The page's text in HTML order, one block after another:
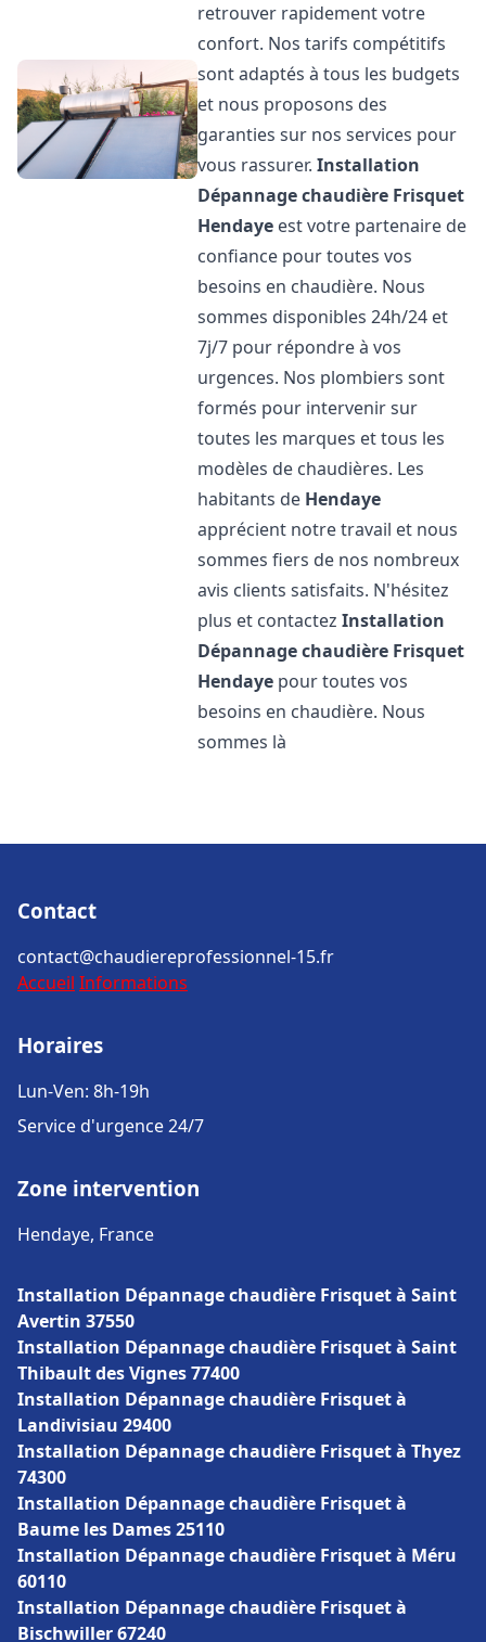
retrouver rapidement votre
confort. Nos tarifs compétitifs
sont adaptés à tous les budgets
et nous proposons des
garanties sur nos services pour
vous rassurer.Installation
Dépannage chaudière Frisquet
Hendaye est votre partenaire de
confiance pour toutes vos
besoins en chaudière. Nous
sommes disponibles 24h/24 et
7j/7 pour répondre à vos
urgences. Nos plombiers sont
formés pour intervenir sur
toutes les marques et tous les
modèles de chaudières. Les
habitants de Hendaye
apprécient notre travail et nous
sommes fiers de nos nombreux
avis clients satisfaits. N'hésitez
plus et contactezInstallation
Dépannage chaudière Frisquet
Hendaye pour toutes vos
besoins en chaudière. Nous
sommes là
Contact
contact@chaudiereprofessionnel-15.fr
Accueil Informations
Horaires
Lun-Ven: 8h-19h
Service d'urgence 24/7
Zone intervention
Hendaye, France
Installation Dépannage chaudière Frisquet à Saint
Avertin 37550
Installation Dépannage chaudière Frisquet à Saint
Thibault des Vignes 77400
Installation Dépannage chaudière Frisquet à
Landivisiau 29400
Installation Dépannage chaudière Frisquet à Thyez
74300
Installation Dépannage chaudière Frisquet à
Baume les Dames 25110
Installation Dépannage chaudière Frisquet à Méru
60110
Installation Dépannage chaudière Frisquet à
Bischwiller 67240